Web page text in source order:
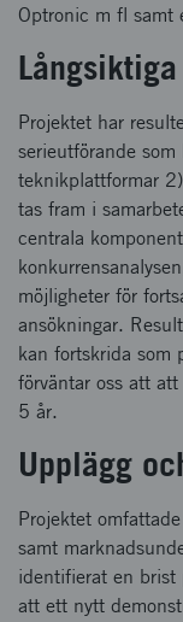
Optronic m fl samt
Projektet har
serieutförande
teknikplattformar
tas fram i
centrala
möjligheter för
ansökningar.
kan fortskrida som
förväntar oss att
5 år.
Upplägg
Projektet
samt
identifierat en brist
att ett nytt